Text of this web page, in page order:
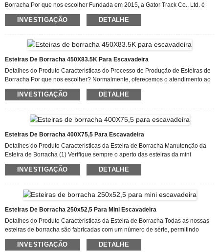
Borracha Por que nos escolher Fundada em 2015, a Gator Track Co., Ltd. é
especializada na fabricação de esteiras e placas de borracha. Nossa fábrica
está localizada no nº 119, Houhuang, Distrito de Wujin, Changzhou, Província
do mundo; é sempre uma alegria conhecê-los pessoalmente! Temos orgulho
da grande satisfação de nossos compradores e da ampla aceitação do
mercado, graças à nossa dedicação...
INVESTIGAÇÃO DETALHE
Esteiras De Borracha 450X83.5K Para Escavadeira
Detalhes do Produto Características do Processo de Produção de Esteiras de
Borracha Por que nos escolher? Normalmente, oferecemos o atendimento ao
cliente mais atencioso, juntamente com a mais ampla variedade de designs e
modelos com os melhores materiais. Esses esforços incluem a disponibilidade
de 2019 da China: Placa de Esteira PC30 PC45 PC60 PC100 PC120 PC200
PC300 PC400, Sapata de Esteira. Nossa empresa trabalha com...
INVESTIGAÇÃO DETALHE
Esteiras De Borracha 400X75,5 Para Escavadeira
Detalhes do Produto Características da Esteira de Borracha Manutenção da
Esteira de Borracha (1) Verifique sempre o aperto das esteiras da mini
escavadeira, de acordo com os requisitos do manual de instruções, apertadas,
mas não frouxas. (2) Limpe a esteira de lama, grama enrolada, pedras e
especialmente durante o reabastecimento ou lubrificação da corrente de
transmissão. Tome medidas de proteção para a esteira de borracha, como...
INVESTIGAÇÃO DETALHE
Esteiras De Borracha 250x52,5 Para Mini Escavadeira
Detalhes do Produto Características da Esteira de Borracha Todas as nossas
esteiras de borracha são fabricadas com um número de série, permitindo
rastrear a data de fabricação através desse número. Matéria-prima: Borracha
natural / Borracha SBR / Fibra de Kevlar / Metal / Cabo de aço Etapas: 1. A
INVESTIGAÇÃO DETALHE